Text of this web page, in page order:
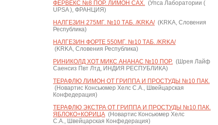
ФЕРВЕКС №8 ПОР. ЛИМОН САХ.(Упса Лаборатории (
UPSA ), ФРАНЦИЯ)
НАЛГЕЗИН 275МГ. №10 ТАБ. /KRKA/(KRKA, Словения
Республика)
НАЛГЕЗИН ФОРТЕ 550МГ. №10 ТАБ. /KRKA/
(KRKA, Словения Республика)
РИНИКОЛД ХОТ МИКС АНАНАС №10 ПОР.(Шрея Лайф
Саенсиз Пвт Лтд, ИНДИЯ РЕСПУБЛИКА)
ТЕРАФЛЮ ЛИМОН ОТ ГРИППА И ПРОСТУДЫ №10 ПАК.
(Новартис Консьюмер Хелс С.А., Швейцарская
Конфедерация)
ТЕРАФЛЮ ЭКСТРА ОТ ГРИППА И ПРОСТУДЫ №10 ПАК.
ЯБЛОКО+КОРИЦА(Новартис Консьюмер Хелс
С.А., Швейцарская Конфедерация)